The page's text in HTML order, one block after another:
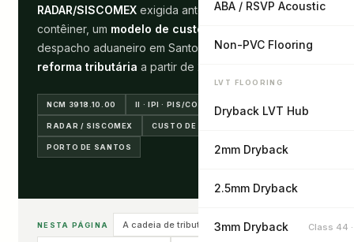
ABA / RSVP Acoustic
Non-PVC Flooring
LVT FLOORING
Dryback LVT Hub
2mm Dryback
2.5mm Dryback
3mm Dryback Class 44
RADAR/SISCOMEX exigida antes do primeiro
contêiner, um modelo de custo
despacho aduaneiro em Santos e o que muda com a
reforma tributária a partir de 2026.
NCM 3918.10.00 II · IPI · PIS/COFINS · ICMS
RADAR / SISCOMEX CUSTO DE NACIONALIZAÇÃO
PORTO DE SANTOS
NESTA PÁGINA A cadeia de tributos